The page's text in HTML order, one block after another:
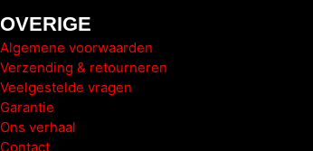
OVERIGE
Algemene voorwaarden
Verzending & retourneren
Veelgestelde vragen
Garantie
Ons verhaal
Contact